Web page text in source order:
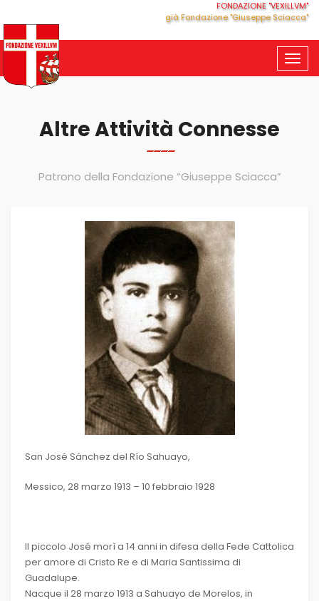
FONDAZIONE "VEXILLVM"
già Fondazione "Giuseppe Sciacca"
Altre Attività Connesse
Patrono della Fondazione “Giuseppe Sciacca”
San José Sánchez del Río Sahuayo,
Messico, 28 marzo 1913 – 10 febbraio 1928
Il piccolo José morì a 14 anni in difesa della Fede Cattolica
per amore di Cristo Re e di Maria Santissima di
Guadalupe.
Nacque il 28 marzo 1913 a Sahuayo de Morelos, in